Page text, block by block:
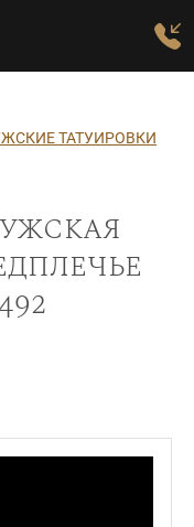
ТАТУИРОВКИ